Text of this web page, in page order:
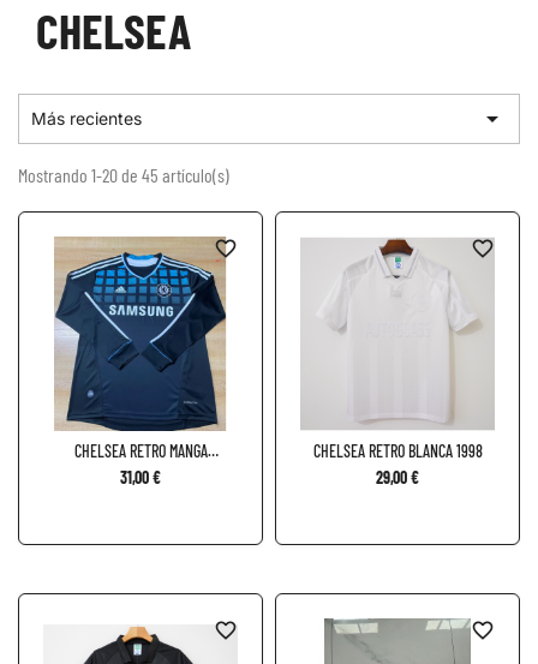
CHELSEA
Más recientes 
Mostrando 1-20 de 45 artículo(s)
CHELSEA RETRO MANGA
LARGA...
31,00 €
favorite_border
CHELSEA RETRO BLANCA 1998
29,00 €
favorite_border
favorite_border favorite_border